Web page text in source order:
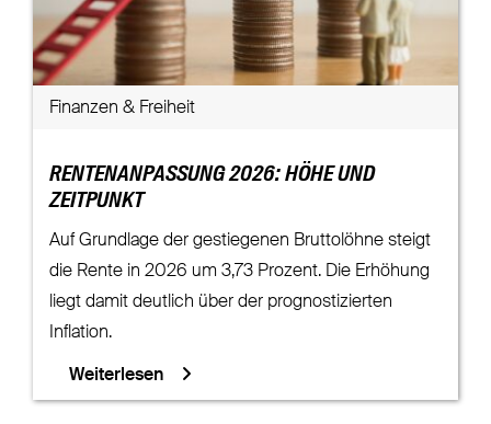
Finanzen & Freiheit
RENTENANPASSUNG 2026: HÖHE UND
ZEITPUNKT
Auf Grundlage der gestiegenen Bruttolöhne steigt
die Rente in 2026 um 3,73 Prozent. Die Erhöhung
liegt damit deutlich über der prognostizierten
Inflation.
Weiterlesen